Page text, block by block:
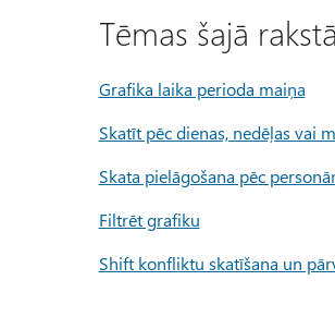
Tēmas šajā rakstā
Grafika laika perioda maiņa
Skatīt pēc dienas, nedēļas vai
Skata pielāgošana pēc
Filtrēt grafiku
Shift konfliktu skatīšana un